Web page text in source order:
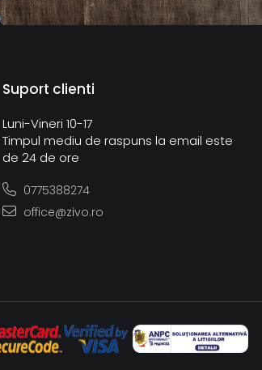
Suport clienti
Luni-Vineri 10-17
Timpul mediu de raspuns la email este
de 24 de ore
0775388274
office@zivo.ro